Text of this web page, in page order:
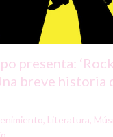
presenta:
breve historia
, Literatura,